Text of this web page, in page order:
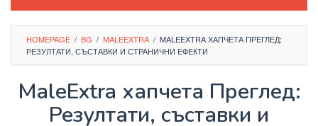
HOMEPAGE / BG / MALEEXTRA / MALEEXTRA ХАПЧЕТА ПРЕГЛЕД:
РЕЗУЛТАТИ, СЪСТАВКИ И СТРАНИЧНИ ЕФЕКТИ
MaleExtra хапчета Преглед:
Резултати, съставки и